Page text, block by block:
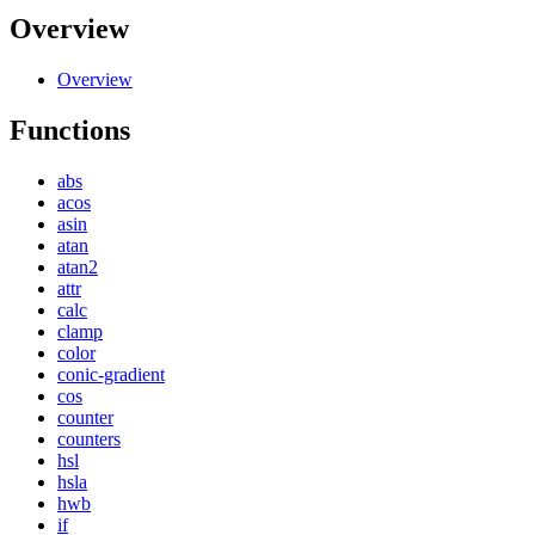
Overview
Overview
Functions
abs
acos
asin
atan
atan2
attr
calc
clamp
color
conic-gradient
cos
counter
counters
hsl
hsla
hwb
if